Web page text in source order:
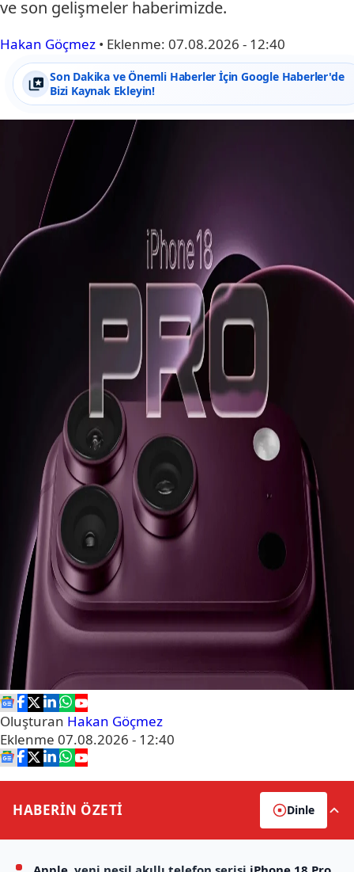
ve son gelişmeler haberimizde.
Hakan Göçmez • Eklenme: 07.08.2026 - 12:40
Son Dakika ve Önemli Haberler İçin Google Haberler'de
Bizi Kaynak Ekleyin!
Oluşturan Hakan Göçmez
Eklenme 07.08.2026 - 12:40
HABERİN ÖZETİ Dinle